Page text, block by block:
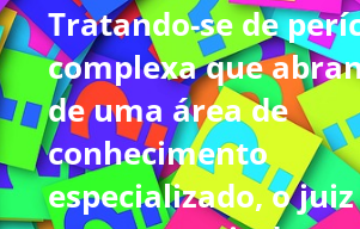
Tratando-se de
complexa que
de uma área de
conhecimento
especializado, o